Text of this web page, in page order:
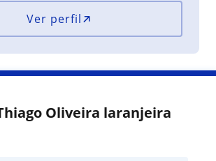
Ver perfil
Oliveira laranjeira